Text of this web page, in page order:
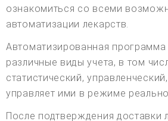
ознакомиться со всеми
автоматизации лекарств.
Автоматизированная программа
различные виды учета, в том
статистический,
управляет ими в режиме
После подтверждения доставки